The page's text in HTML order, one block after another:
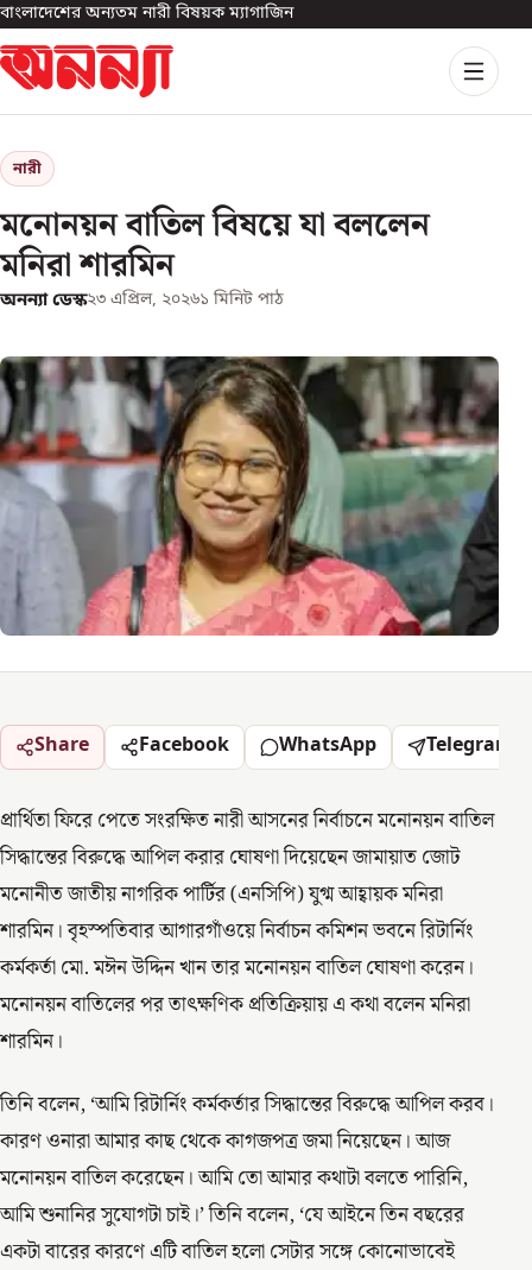
বাংলাদেশের অন্যতম নারী বিষয়ক ম্যাগাজিন
নারী
মনোনয়ন বাতিল বিষয়ে যা বললেন
মনিরা শারমিন
অনন্যা ডেস্ক২৩ এপ্রিল, ২০২৬১ মিনিট পাঠ
Share Facebook WhatsApp Telegram
প্রার্থিতা ফিরে পেতে সংরক্ষিত নারী আসনের নির্বাচনে মনোনয়ন বাতিল
সিদ্ধান্তের বিরুদ্ধে আপিল করার ঘোষণা দিয়েছেন জামায়াত জোট
মনোনীত জাতীয় নাগরিক পার্টির (এনসিপি) যুগ্ম আহ্বায়ক মনিরা
শারমিন। বৃহস্পতিবার আগারগাঁওয়ে নির্বাচন কমিশন ভবনে রিটার্নিং
কর্মকর্তা মো. মঈন উদ্দিন খান তার মনোনয়ন বাতিল ঘোষণা করেন।
মনোনয়ন বাতিলের পর তাৎক্ষণিক প্রতিক্রিয়ায় এ কথা বলেন মনিরা
শারমিন।
তিনি বলেন, ‘আমি রিটার্নিং কর্মকর্তার সিদ্ধান্তের বিরুদ্ধে আপিল করব।
কারণ ওনারা আমার কাছ থেকে কাগজপত্র জমা নিয়েছেন। আজ
মনোনয়ন বাতিল করেছেন। আমি তো আমার কথাটা বলতে পারিনি,
আমি শুনানির সুযোগটা চাই।’ তিনি বলেন, ‘যে আইনে তিন বছরের
একটা বারের কারণে এটি বাতিল হলো সেটার সঙ্গে কোনোভাবেই